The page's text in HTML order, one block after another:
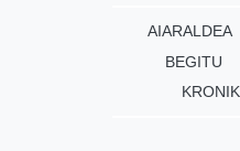
AIARALDEA
BEGITU